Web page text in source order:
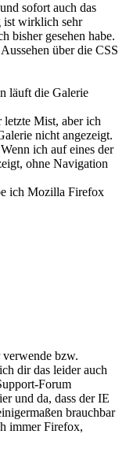
sofort auch das
ist wirklich sehr
bisher gesehen habe.
über die CSS
läuft die Galerie
Mist, aber ich
nicht angezeigt.
ich auf eines der
ohne Navigation
ich Mozilla Firefox
bzw.
dir das leider auch
Forum
und da, dass der IE
brauchbar
immer Firefox,